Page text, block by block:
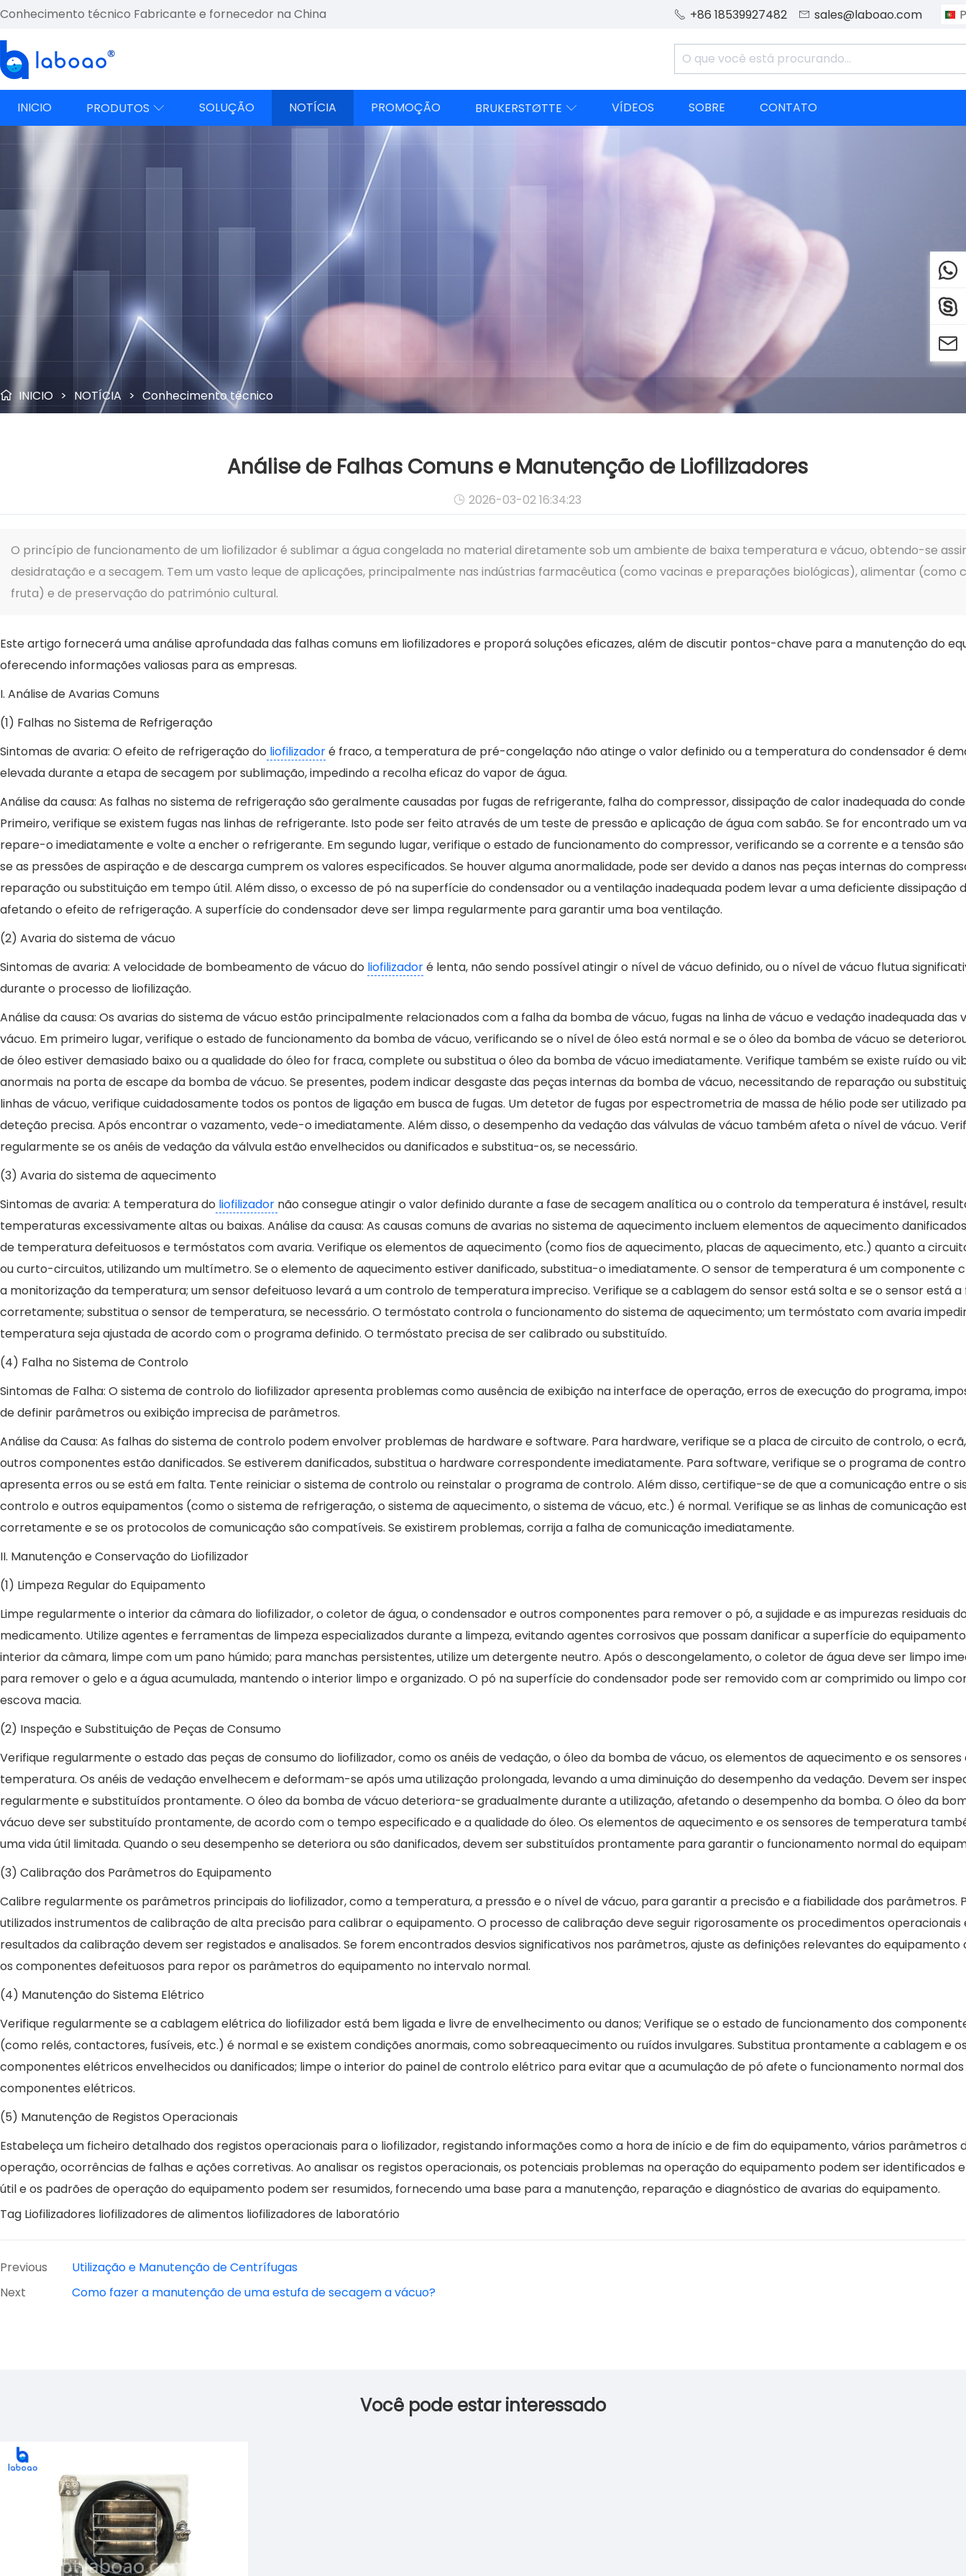
Conhecimento técnico Fabricante e fornecedor na China  +86 18539927482  sales@laboao.com
INICIO PRODUTOS  SOLUÇÃO NOTÍCIA PROMOÇÃO BRUKERSTØTTE  VÍDEOS SOBRE CONTATO
 INICIO > NOTÍCIA > Conhecimento técnico
Análise de Falhas Comuns e Manutenção de Liofilizadores
 2026-03-02 16:34:23
O princípio de funcionamento de um liofilizador é sublimar a água congelada no material diretamente sob um ambiente de baixa temperatura e vácuo, obtendo-se
desidratação e a secagem. Tem um vasto leque de aplicações, principalmente nas indústrias farmacêutica (como vacinas e preparações biológicas), alimentar (como
fruta) e de preservação do património cultural.
Este artigo fornecerá uma análise aprofundada das falhas comuns em liofilizadores e proporá soluções eficazes, além de discutir pontos-chave para a manutenção do
oferecendo informações valiosas para as empresas.
I. Análise de Avarias Comuns
(1) Falhas no Sistema de Refrigeração
Sintomas de avaria: O efeito de refrigeração do liofilizadoré fraco, a temperatura de pré-congelação não atinge o valor definido ou a temperatura do condensador é
elevada durante a etapa de secagem por sublimação, impedindo a recolha eficaz do vapor de água.
Análise da causa: As falhas no sistema de refrigeração são geralmente causadas por fugas de refrigerante, falha do compressor, dissipação de calor inadequada do
Primeiro, verifique se existem fugas nas linhas de refrigerante. Isto pode ser feito através de um teste de pressão e aplicação de água com sabão. Se for encontrado um
repare-o imediatamente e volte a encher o refrigerante. Em segundo lugar, verifique o estado de funcionamento do compressor, verificando se a corrente e a tensão
se as pressões de aspiração e de descarga cumprem os valores especificados. Se houver alguma anormalidade, pode ser devido a danos nas peças internas do
reparação ou substituição em tempo útil. Além disso, o excesso de pó na superfície do condensador ou a ventilação inadequada podem levar a uma deficiente dissipação
afetando o efeito de refrigeração. A superfície do condensador deve ser limpa regularmente para garantir uma boa ventilação.
(2) Avaria do sistema de vácuo
Sintomas de avaria: A velocidade de bombeamento de vácuo do liofilizadoré lenta, não sendo possível atingir o nível de vácuo definido, ou o nível de vácuo flutua
durante o processo de liofilização.
Análise da causa: Os avarias do sistema de vácuo estão principalmente relacionados com a falha da bomba de vácuo, fugas na linha de vácuo e vedação inadequada das
vácuo. Em primeiro lugar, verifique o estado de funcionamento da bomba de vácuo, verificando se o nível de óleo está normal e se o óleo da bomba de vácuo se
de óleo estiver demasiado baixo ou a qualidade do óleo for fraca, complete ou substitua o óleo da bomba de vácuo imediatamente. Verifique também se existe ruído ou
anormais na porta de escape da bomba de vácuo. Se presentes, podem indicar desgaste das peças internas da bomba de vácuo, necessitando de reparação ou
linhas de vácuo, verifique cuidadosamente todos os pontos de ligação em busca de fugas. Um detetor de fugas por espectrometria de massa de hélio pode ser utilizado
deteção precisa. Após encontrar o vazamento, vede-o imediatamente. Além disso, o desempenho da vedação das válvulas de vácuo também afeta o nível de vácuo.
regularmente se os anéis de vedação da válvula estão envelhecidos ou danificados e substitua-os, se necessário.
(3) Avaria do sistema de aquecimento
Sintomas de avaria: A temperatura do liofilizador não consegue atingir o valor definido durante a fase de secagem analítica ou o controlo da temperatura é instável,
temperaturas excessivamente altas ou baixas. Análise da causa: As causas comuns de avarias no sistema de aquecimento incluem elementos de aquecimento
de temperatura defeituosos e termóstatos com avaria. Verifique os elementos de aquecimento (como fios de aquecimento, placas de aquecimento, etc.) quanto a
ou curto-circuitos, utilizando um multímetro. Se o elemento de aquecimento estiver danificado, substitua-o imediatamente. O sensor de temperatura é um componente
a monitorização da temperatura; um sensor defeituoso levará a um controlo de temperatura impreciso. Verifique se a cablagem do sensor está solta e se o sensor está
corretamente; substitua o sensor de temperatura, se necessário. O termóstato controla o funcionamento do sistema de aquecimento; um termóstato com avaria
temperatura seja ajustada de acordo com o programa definido. O termóstato precisa de ser calibrado ou substituído.
(4) Falha no Sistema de Controlo
Sintomas de Falha: O sistema de controlo do liofilizador apresenta problemas como ausência de exibição na interface de operação, erros de execução do programa,
de definir parâmetros ou exibição imprecisa de parâmetros.
Análise da Causa: As falhas do sistema de controlo podem envolver problemas de hardware e software. Para hardware, verifique se a placa de circuito de controlo, o
outros componentes estão danificados. Se estiverem danificados, substitua o hardware correspondente imediatamente. Para software, verifique se o programa de
apresenta erros ou se está em falta. Tente reiniciar o sistema de controlo ou reinstalar o programa de controlo. Além disso, certifique-se de que a comunicação entre o
controlo e outros equipamentos (como o sistema de refrigeração, o sistema de aquecimento, o sistema de vácuo, etc.) é normal. Verifique se as linhas de comunicação
corretamente e se os protocolos de comunicação são compatíveis. Se existirem problemas, corrija a falha de comunicação imediatamente.
II. Manutenção e Conservação do Liofilizador
(1) Limpeza Regular do Equipamento
Limpe regularmente o interior da câmara do liofilizador, o coletor de água, o condensador e outros componentes para remover o pó, a sujidade e as impurezas residuais
medicamento. Utilize agentes e ferramentas de limpeza especializados durante a limpeza, evitando agentes corrosivos que possam danificar a superfície do
interior da câmara, limpe com um pano húmido; para manchas persistentes, utilize um detergente neutro. Após o descongelamento, o coletor de água deve ser limpo
para remover o gelo e a água acumulada, mantendo o interior limpo e organizado. O pó na superfície do condensador pode ser removido com ar comprimido ou limpo
escova macia.
(2) Inspeção e Substituição de Peças de Consumo
Verifique regularmente o estado das peças de consumo do liofilizador, como os anéis de vedação, o óleo da bomba de vácuo, os elementos de aquecimento e os sensores
temperatura. Os anéis de vedação envelhecem e deformam-se após uma utilização prolongada, levando a uma diminuição do desempenho da vedação. Devem ser
regularmente e substituídos prontamente. O óleo da bomba de vácuo deteriora-se gradualmente durante a utilização, afetando o desempenho da bomba. O óleo da
vácuo deve ser substituído prontamente, de acordo com o tempo especificado e a qualidade do óleo. Os elementos de aquecimento e os sensores de temperatura
uma vida útil limitada. Quando o seu desempenho se deteriora ou são danificados, devem ser substituídos prontamente para garantir o funcionamento normal do
(3) Calibração dos Parâmetros do Equipamento
Calibre regularmente os parâmetros principais do liofilizador, como a temperatura, a pressão e o nível de vácuo, para garantir a precisão e a fiabilidade dos parâmetros.
utilizados instrumentos de calibração de alta precisão para calibrar o equipamento. O processo de calibração deve seguir rigorosamente os procedimentos operacionais
resultados da calibração devem ser registados e analisados. Se forem encontrados desvios significativos nos parâmetros, ajuste as definições relevantes do equipamento
os componentes defeituosos para repor os parâmetros do equipamento no intervalo normal.
(4) Manutenção do Sistema Elétrico
Verifique regularmente se a cablagem elétrica do liofilizador está bem ligada e livre de envelhecimento ou danos; Verifique se o estado de funcionamento dos
(como relés, contactores, fusíveis, etc.) é normal e se existem condições anormais, como sobreaquecimento ou ruídos invulgares. Substitua prontamente a cablagem e
componentes elétricos envelhecidos ou danificados; limpe o interior do painel de controlo elétrico para evitar que a acumulação de pó afete o funcionamento normal dos
componentes elétricos.
(5) Manutenção de Registos Operacionais
Estabeleça um ficheiro detalhado dos registos operacionais para o liofilizador, registando informações como a hora de início e de fim do equipamento, vários parâmetros
operação, ocorrências de falhas e ações corretivas. Ao analisar os registos operacionais, os potenciais problemas na operação do equipamento podem ser identificados
útil e os padrões de operação do equipamento podem ser resumidos, fornecendo uma base para a manutenção, reparação e diagnóstico de avarias do equipamento.
Tag Liofilizadores liofilizadores de alimentos liofilizadores de laboratório
Previous
Utilização e Manutenção de Centrífugas
Next
Como fazer a manutenção de uma estufa de secagem a vácuo?
Você pode estar interessado


